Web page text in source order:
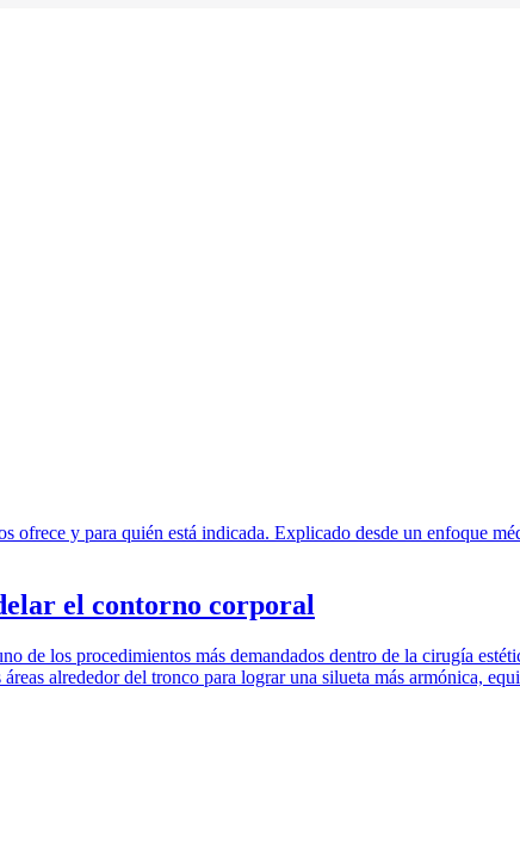
el contorno corporal
de los procedimientos más demandados dentro de la cirugía
alrededor del tronco para lograr una silueta más armónica,